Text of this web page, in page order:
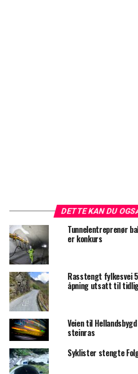
DETTE KAN DU
Tunnelentreprenør
er konkurs
Rasstengt fylkesvei
åpning utsatt til
Veien til
steinras
Syklister stengte